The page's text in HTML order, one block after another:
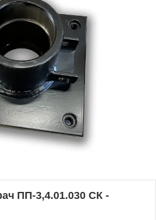
ПП-3,4.01.030 СК -